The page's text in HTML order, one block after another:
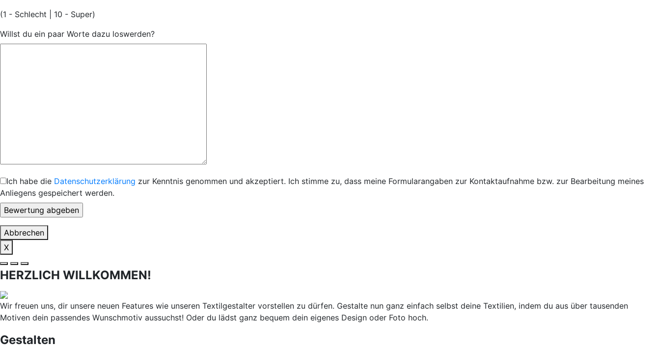
(1 - Schlecht | 10 - Super)
Willst du ein paar Worte dazu loswerden?
Ich habe die Datenschutzerklärung zur Kenntnis genommen und akzeptiert. Ich stimme zu, dass meine Formularangaben zur Kontaktaufnahme bzw. zur Bearbeitung meines
Anliegens gespeichert werden.
Abbrechen
X
HERZLICH WILLKOMMEN!
Wir freuen uns, dir unsere neuen Features wie unseren Textilgestalter vorstellen zu dürfen. Gestalte nun ganz einfach selbst deine Textilien, indem du aus über tausenden
Motiven dein passendes Wunschmotiv aussuchst! Oder du lädst ganz bequem dein eigenes Design oder Foto hoch.
Gestalten